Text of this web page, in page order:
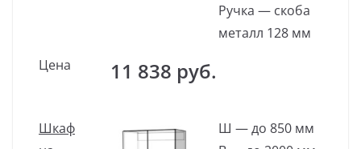
Ручка — скоба
металл 128 мм
Цена
11 838 руб.
Шкаф
Ш — до 850 мм